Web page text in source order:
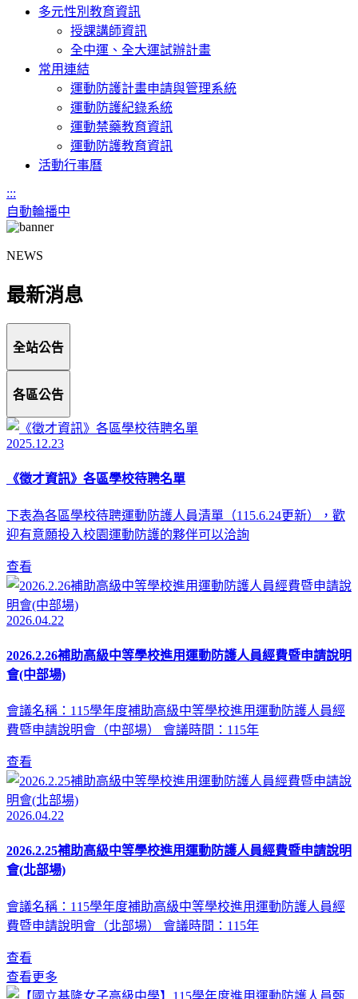
多元性別教育資訊
授課講師資訊
全中運、全大運試辦計畫
常用連結
運動防護計畫申請與管理系統
運動防護紀錄系統
運動禁藥教育資訊
運動防護教育資訊
活動行事曆
:::
自動輪播中
NEWS
最新消息
全站公告
各區公告
2025.12.23
《徵才資訊》各區學校待聘名單
下表為各區學校待聘運動防護人員清單（115.6.24更新），歡
迎有意願投入校園運動防護的夥伴可以洽詢
查看
2026.04.22
2026.2.26補助高級中等學校進用運動防護人員經費暨申請說明
會(中部場)
會議名稱：115學年度補助高級中等學校進用運動防護人員經
費暨申請說明會（中部場） 會議時間：115年
查看
2026.04.22
2026.2.25補助高級中等學校進用運動防護人員經費暨申請說明
會(北部場)
會議名稱：115學年度補助高級中等學校進用運動防護人員經
費暨申請說明會（北部場） 會議時間：115年
查看
查看更多